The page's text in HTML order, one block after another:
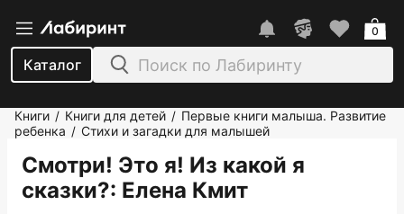
Каталог
0
Книги / Книги для детей / Первые книги малыша. Развитие
ребенка / Стихи и загадки для малышей
Смотри! Это я! Из какой я
сказки?: Елена Кмит